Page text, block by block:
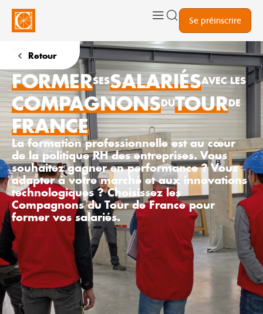
Se préinscrire
Retour
FORMERSESSALARIÉSAVEC LES
COMPAGNONSDUTOURDE
FRANCE
La formation professionnelle est au cœur
de la politique RH des entreprises. Vous
souhaitez gagner en performance ? Vous
adapter à votre marché et aux innovations
technologiques ? Choisissez les
Compagnons du Tour de France pour
former vos salariés.